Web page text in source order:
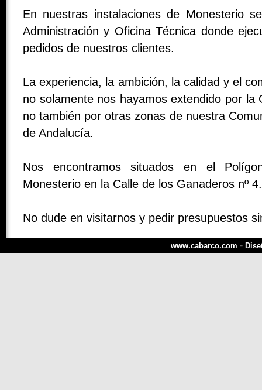
En nuestras instalaciones de Monesterio
Administración y Oficina Técnica donde
pedidos de nuestros clientes.
La experiencia, la ambición, la calidad y el
no solamente nos hayamos extendido por la
no también por otras zonas de nuestra
de Andalucía.
Nos encontramos situados en el
Monesterio en la Calle de los Ganaderos nº 4.
No dude en visitarnos y pedir presupuestos
www.cabarco.com -